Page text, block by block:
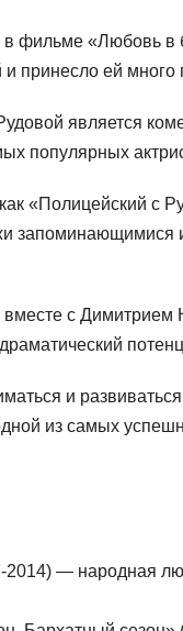
в фильме «Любовь
принесло ей много
является
популярных
«Полицейский с
запоминающимися
с
и
из самых
— народная